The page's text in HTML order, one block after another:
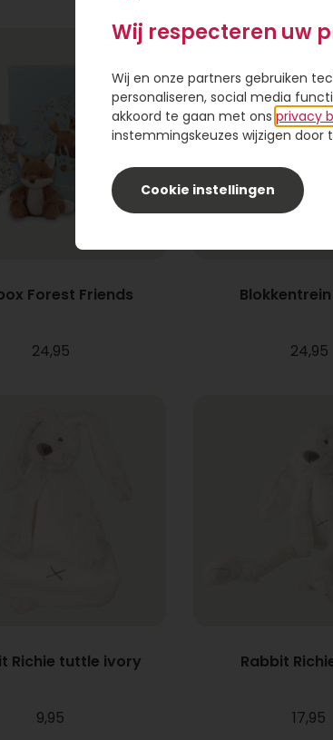
Forest Friends
24,95 24,95
Richie tuttle ivory
9,95
Rabbit
17,95
Wij respecteren uw
Wij en onze partners gebruiken
personaliseren, social media
akkoord te gaan met ons privacy
instemmingskeuzes wijzigen door
Cookie instellingen